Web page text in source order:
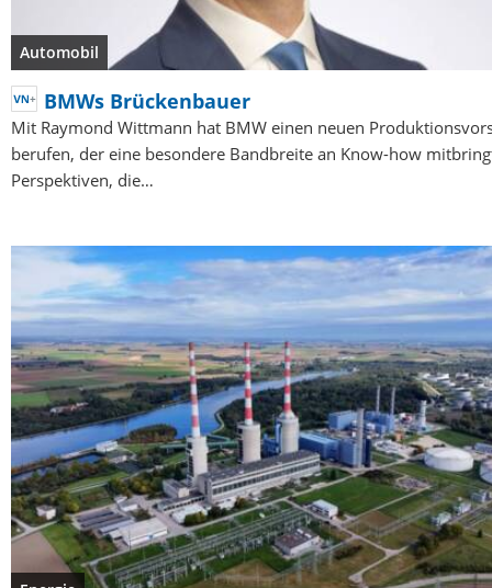
Automobil
BMWs Brückenbauer
Mit Raymond Wittmann hat BMW einen neuen
berufen, der eine besondere Bandbreite an Know-how
Perspektiven, die…